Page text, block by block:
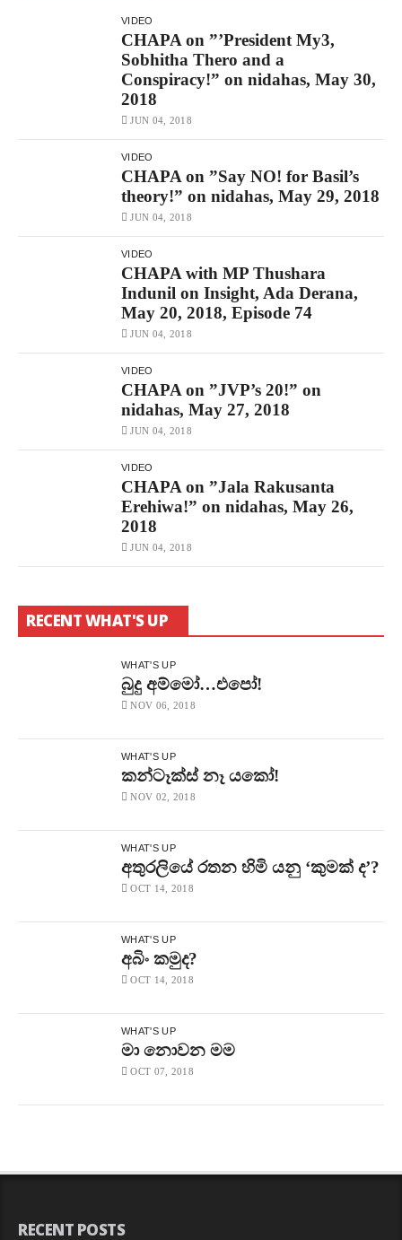
VIDEO
CHAPA on ”’President My3,
Sobhitha Thero and a
Conspiracy!” on nidahas, May 30,
2018
JUN 04, 2018
VIDEO
CHAPA on ”Say NO! for Basil’s
theory!” on nidahas, May 29, 2018
JUN 04, 2018
VIDEO
CHAPA with MP Thushara
Indunil on Insight, Ada Derana,
May 20, 2018, Episode 74
JUN 04, 2018
VIDEO
CHAPA on ”JVP’s 20!” on
nidahas, May 27, 2018
JUN 04, 2018
VIDEO
CHAPA on ”Jala Rakusanta
Erehiwa!” on nidahas, May 26,
2018
JUN 04, 2018
RECENT WHAT'S UP
WHAT'S UP
බුදු අම්මෝ…එපෝ!
NOV 06, 2018
WHAT'S UP
කන්ටෑක්ස් නෑ යකෝ!
NOV 02, 2018
WHAT'S UP
අතුරලියේ රතන හිමි යනු ‘කුමක් ද’?
OCT 14, 2018
WHAT'S UP
අබිං කමුද?
OCT 14, 2018
WHAT'S UP
මා නොවන මම
OCT 07, 2018
RECENT POSTS